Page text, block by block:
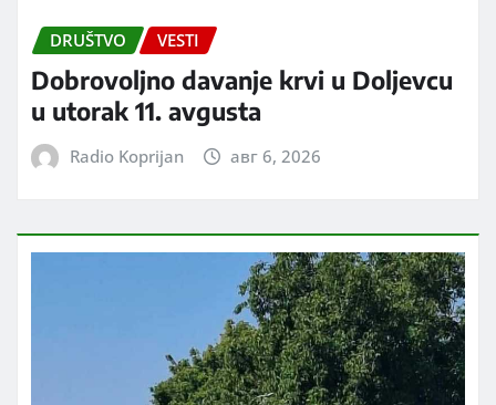
DRUŠTVO VESTI
Dobrovoljno davanje krvi u Doljevcu
u utorak 11. avgusta
Radio Koprijan авг 6, 2026